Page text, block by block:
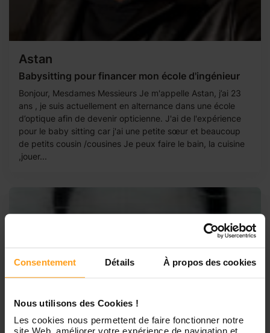
Consentement Détails À propos des cookies
Nous utilisons des Cookies !
Les cookies nous permettent de faire fonctionner notre
Astan
Babysitting pour financer mon école d'ingénieur
Bonjour, Mesdames Messieurs Je m'appelle Astan, j’ai 23
ans , je suis actuellement en alternance dans une école
d’optique afin de devenir opticienne. J'ai de l'expérience
pour le baby sitting car j'ai une petite sœur et beaucoup
de petits cousin /cousines Je peux faire le bain, la cuisine
,jouer...